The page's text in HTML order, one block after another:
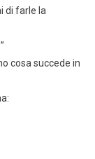
di farle la
cosa succede in